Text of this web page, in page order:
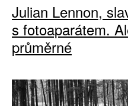
Julian Lennon,
s fotoaparátem.
průměrné